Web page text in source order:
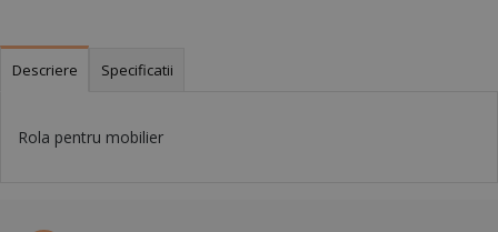
Descriere Specificatii
Rola pentru mobilier